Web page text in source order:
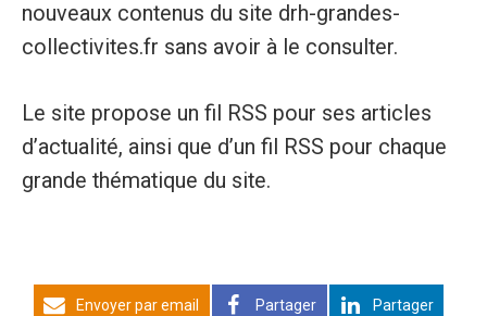
nouveaux contenus du site drh-grandes-
collectivites.fr sans avoir à le consulter.
Le site propose un fil RSS pour ses articles
d’actualité, ainsi que d’un fil RSS pour chaque
grande thématique du site.
Envoyer par email Partager Partager